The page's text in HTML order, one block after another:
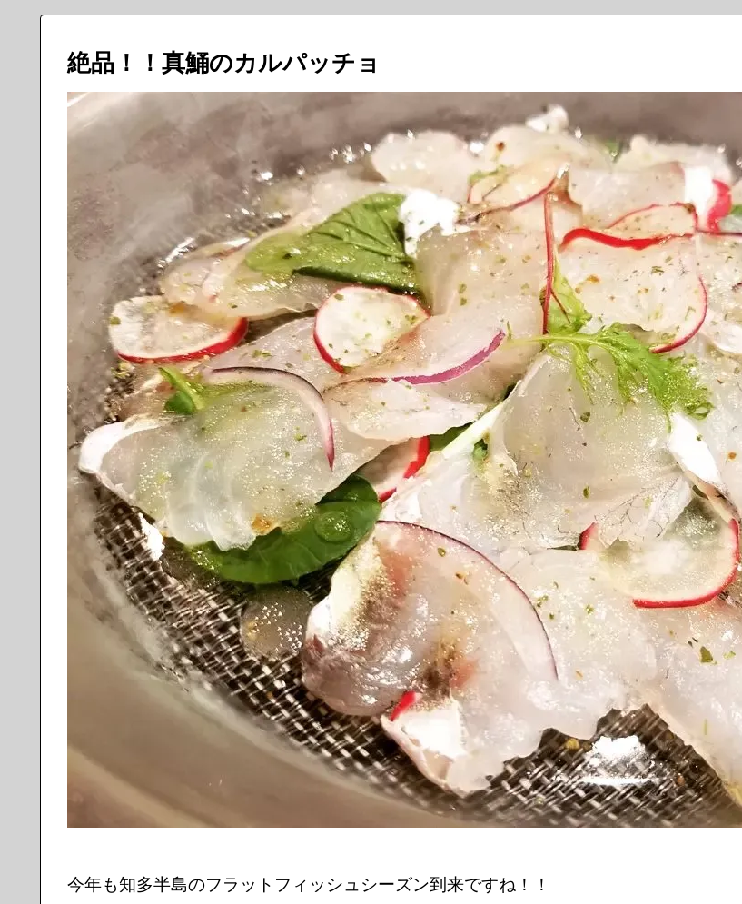
絶品！！真鯒のカルパッチョ
今年も知多半島のフラットフィッシュシーズン到来ですね！！